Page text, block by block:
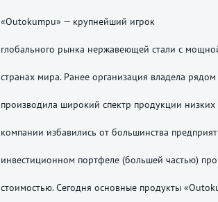
«Outokumpu» — крупнейший игрок
глобального рынка нержавеющей стали с
странах мира. Ранее организация владела
производила широкий спектр продукции
компании избавились от большинства
инвестиционном портфеле (большей частью)
стоимостью. Сегодня основные продукты